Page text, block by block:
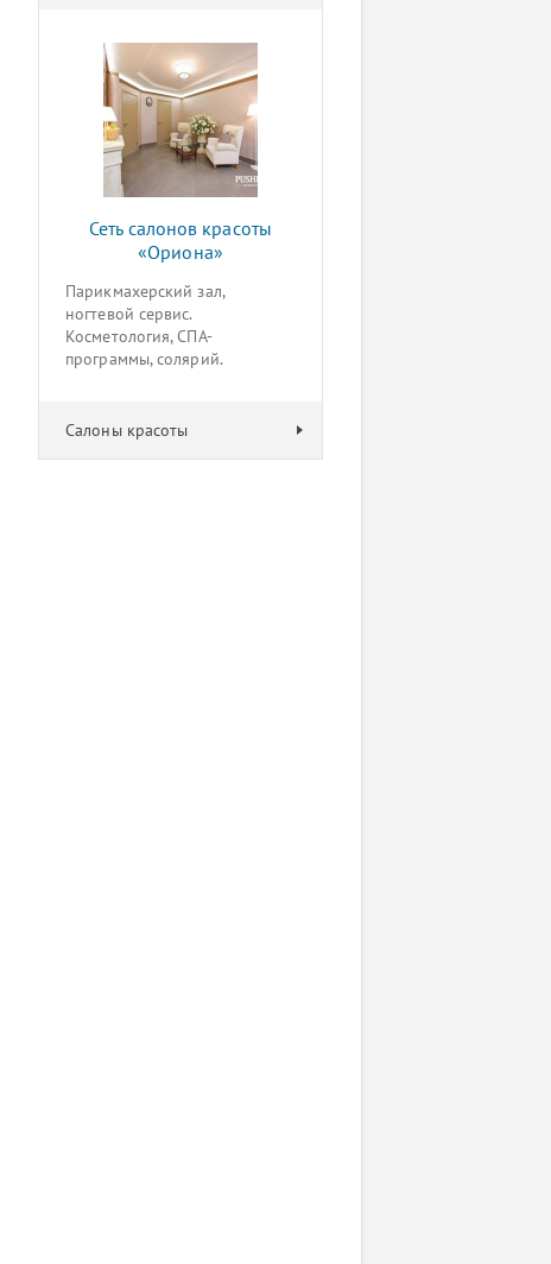
Сеть салонов красоты
«Ориона»
Парикмахерский зал,
ногтевой сервис.
Косметология, СПА-
программы, солярий.
Салоны красоты